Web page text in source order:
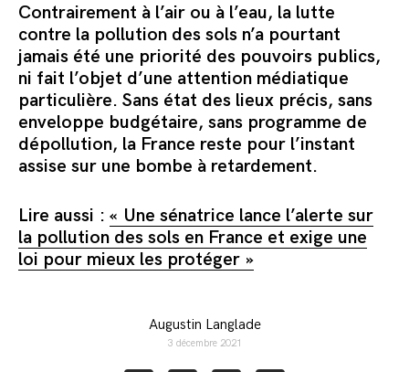
Contrairement à l’air ou à l’eau, la lutte
contre la pollution des sols n’a pourtant
jamais été une priorité des pouvoirs publics,
ni fait l’objet d’une attention médiatique
particulière. Sans état des lieux précis, sans
enveloppe budgétaire, sans programme de
dépollution, la France reste pour l’instant
assise sur une bombe à retardement.
Lire aussi : « Une sénatrice lance l’alerte sur
la pollution des sols en France et exige une
loi pour mieux les protéger »
Augustin Langlade
3 décembre 2021